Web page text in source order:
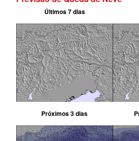
Últimos 7 dias
Próximos 3 dias